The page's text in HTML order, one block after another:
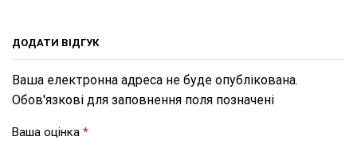
ДОДАТИ ВІДГУК
Ваша електронна адреса не буде опублікована.
Обов'язкові для заповнення поля позначені
Ваша оцінка *